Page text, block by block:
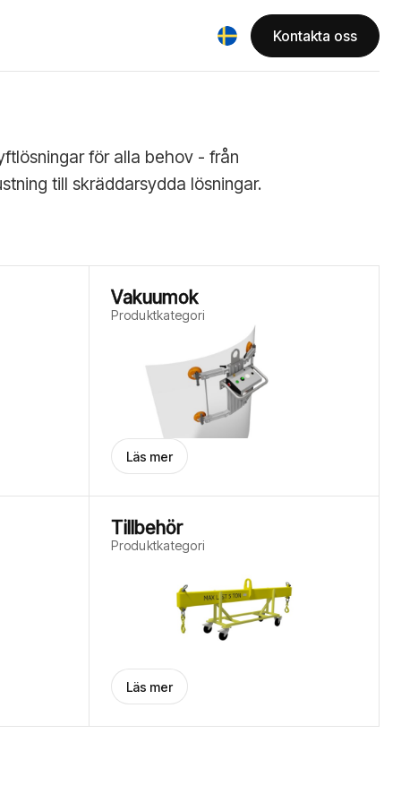
Kontakta oss
för alla behov - från
till skräddarsydda lösningar.
Vakuumok
Produktkategori
Läs mer
Tillbehör
Produktkategori
Läs mer